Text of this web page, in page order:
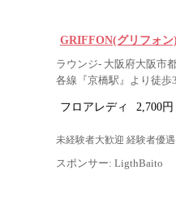
GRIFFON(グリフォン)
ラウンジ- 大阪府大阪市
各線『京橋駅』より徒歩
フロアレディ 2,700円
未経験者大歓迎 経験者優
スポンサー: LigthBaito